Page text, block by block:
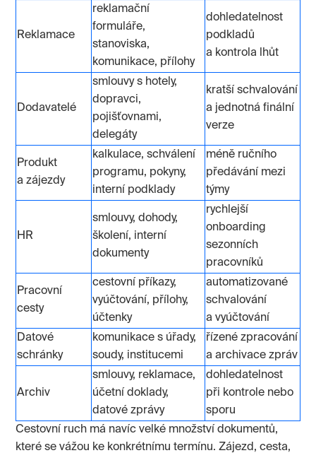
Reklamace
reklamační
formuláře,
stanoviska,
komunikace, přílohy
dohledatelnost
podkladů
a kontrola lhůt
Dodavatelé
smlouvy s hotely,
dopravci,
pojišťovnami,
delegáty
kratší schvalování
a jednotná finální
verze
Produkt
a zájezdy
kalkulace, schválení
programu, pokyny,
interní podklady
méně ručního
předávání mezi
týmy
HR
smlouvy, dohody,
školení, interní
dokumenty
rychlejší
onboarding
sezonních
pracovníků
Pracovní
cesty
cestovní příkazy,
vyúčtování, přílohy,
účtenky
automatizované
schvalování
a vyúčtování
Datové
schránky
komunikace s úřady,
soudy, institucemi
řízené zpracování
a archivace zpráv
Archiv
smlouvy, reklamace,
účetní doklady,
datové zprávy
dohledatelnost
při kontrole nebo
sporu
Cestovní ruch má navíc velké množství dokumentů,
které se vážou ke konkrétnímu termínu. Zájezd, cesta,